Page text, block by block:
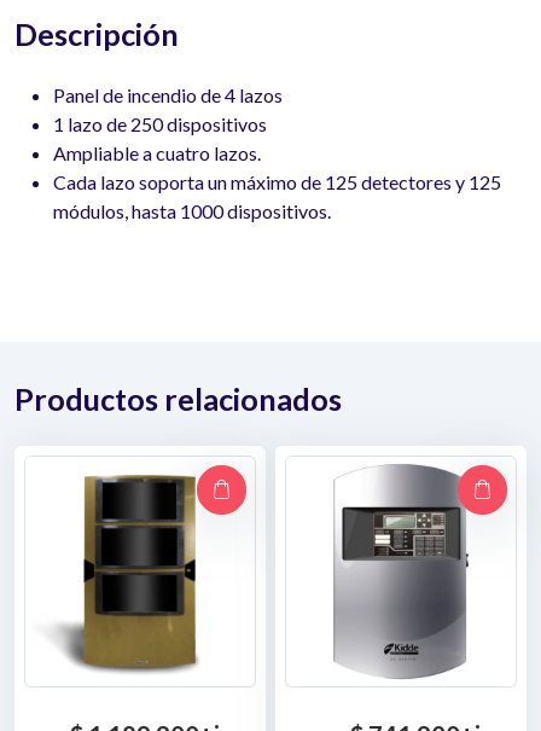
Descripción
Panel de incendio de 4 lazos
1 lazo de 250 dispositivos
Ampliable a cuatro lazos.
Cada lazo soporta un máximo de 125 detectores y 125
módulos, hasta 1000 dispositivos.
Productos relacionados